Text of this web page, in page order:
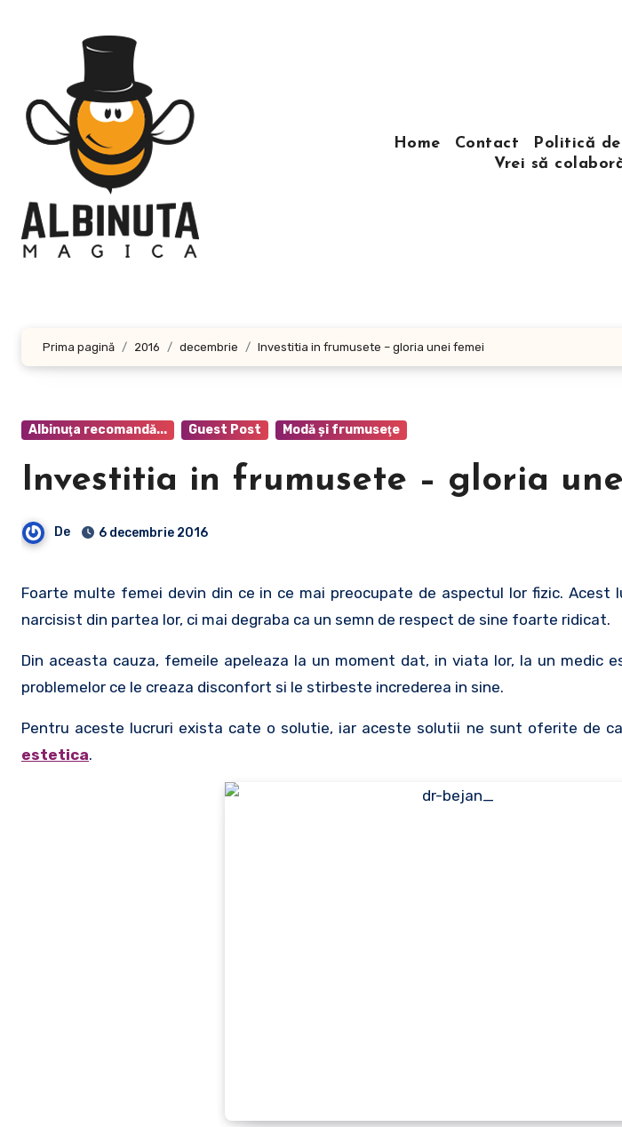
Home Contact Politică
Vrei să
Prima pagină 2016 decembrie Investitia in frumusete – gloria unei femei
Albinuţa recomandă... Guest Post Modă şi frumuseţe
Investitia in frumusete – gloria
De 6 decembrie 2016
Foarte multe femei devin din ce in ce mai preocupate de aspectul lor fizic. Acest lucru nu trebuie privit ca pe un lucru
narcisist din partea lor, ci mai degraba ca un semn de respect de sine foarte ridicat.
Din aceasta cauza, femeile apeleaza la un moment dat, in viata lor, la un medic
problemelor ce le creaza disconfort si le stirbeste increderea in sine.
Pentru aceste lucruri exista cate o solutie, iar aceste solutii ne sunt oferite de
estetica.